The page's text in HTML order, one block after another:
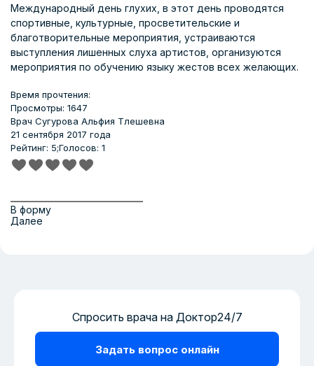
Международный день глухих, в этот день проводятся
спортивные, культурные, просветительские и
благотворительные мероприятия, устраиваются
выступления лишенных слуха артистов, организуются
мероприятия по обучению языку жестов всех желающих.
Время прочтения:
Просмотры: 1647
Врач Сугурова Альфия Тлешевна
21 сентября 2017 года
Рейтинг: 5;Голосов: 1
В форму
Далее
Спросить врача на Доктор24/7
Задать вопрос онлайн